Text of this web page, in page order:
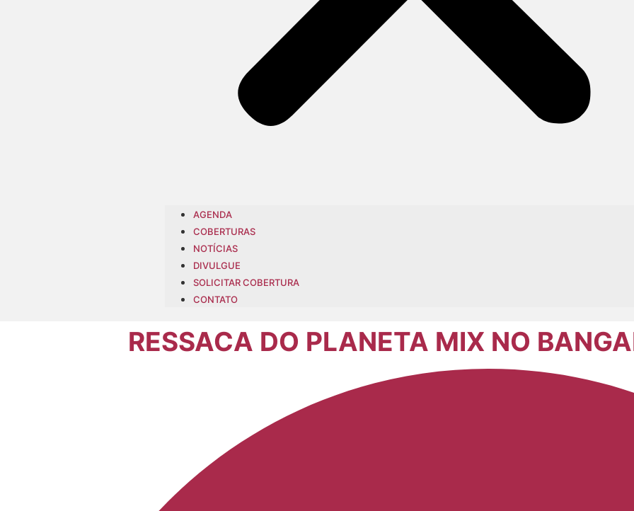
AGENDA
COBERTURAS
NOTÍCIAS
DIVULGUE
SOLICITAR COBERTURA
CONTATO
RESSACA DO PLANETA MIX NO